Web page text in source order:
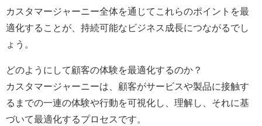
カスタマージャーニー全体を通じてこれらのポイントを最
適化することが、持続可能なビジネス成長につながるでし
ょう。
どのようにして顧客の体験を最適化するのか？
カスタマージャーニーは、顧客がサービスや製品に接触す
るまでの一連の体験や行動を可視化し、理解し、それに基
づいて最適化するプロセスです。